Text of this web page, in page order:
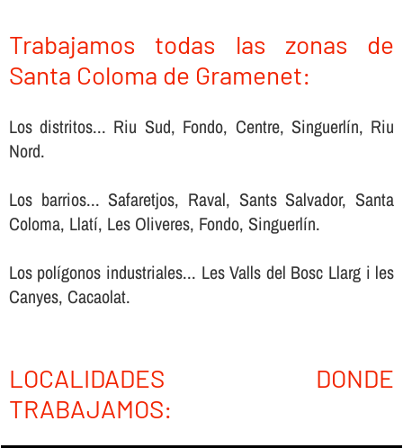
Trabajamos todas las zonas de
Santa Coloma de Gramenet:
Los distritos... Riu Sud, Fondo, Centre, Singuerlín, Riu
Nord.
Los barrios... Safaretjos, Raval, Sants Salvador, Santa
Coloma, Llatí, Les Oliveres, Fondo, Singuerlín.
Los polígonos industriales... Les Valls del Bosc Llarg i les
Canyes, Cacaolat.
LOCALIDADES DONDE
TRABAJAMOS: